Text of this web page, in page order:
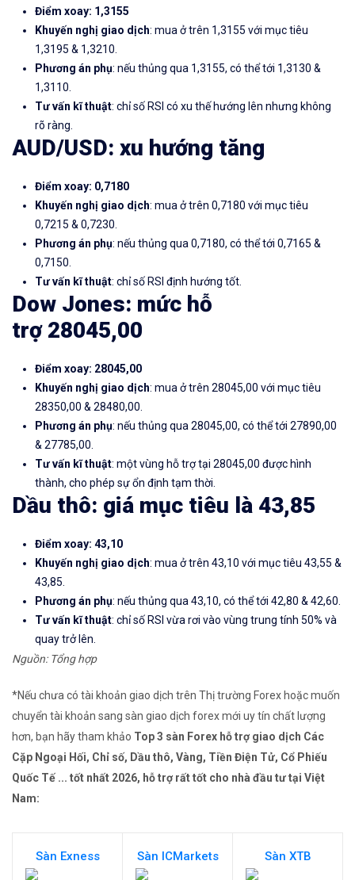
Điểm xoay: 1,3155
Khuyến nghị giao dịch: mua ở trên 1,3155 với mục tiêu
1,3195 & 1,3210.
Phương án phụ: nếu thủng qua 1,3155, có thể tới 1,3130 &
1,3110.
Tư vấn kĩ thuật: chỉ số RSI có xu thế hướng lên nhưng không
rõ ràng.
AUD/USD: xu hướng tăng
Điểm xoay: 0,7180
Khuyến nghị giao dịch: mua ở trên 0,7180 với mục tiêu
0,7215 & 0,7230.
Phương án phụ: nếu thủng qua 0,7180, có thể tới 0,7165 &
0,7150.
Tư vấn kĩ thuật: chỉ số RSI định hướng tốt.
Dow Jones: mức hỗ
trợ 28045,00
Điểm xoay: 28045,00
Khuyến nghị giao dịch: mua ở trên 28045,00 với mục tiêu
28350,00 & 28480,00.
Phương án phụ: nếu thủng qua 28045,00, có thể tới 27890,00
& 27785,00.
Tư vấn kĩ thuật: một vùng hỗ trợ tại 28045,00 được hình
thành, cho phép sự ổn định tạm thời.
Dầu thô: giá mục tiêu là 43,85
Điểm xoay: 43,10
Khuyến nghị giao dịch: mua ở trên 43,10 với mục tiêu 43,55 &
43,85.
Phương án phụ: nếu thủng qua 43,10, có thể tới 42,80 & 42,60.
Tư vấn kĩ thuật: chỉ số RSI vừa rơi vào vùng trung tính 50% và
quay trở lên.
Nguồn: Tổng hợp
*Nếu chưa có tài khoản giao dịch trên Thị trường Forex hoặc muốn
chuyển tài khoản sang sàn giao dịch forex mới uy tín chất lượng
hơn, bạn hãy tham khảo Top 3 sàn Forex hỗ trợ giao dịch Các
Cặp Ngoại Hối, Chỉ số, Dầu thô, Vàng, Tiền Điện Tử, Cổ Phiếu
Quốc Tế ... tốt nhất 2026, hỗ trợ rất tốt cho nhà đầu tư tại Việt
Nam:
Sàn Exness Sàn ICMarkets Sàn XTB